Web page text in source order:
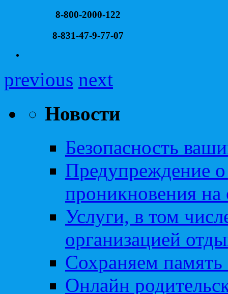
8-800-2000-122
8-831-47-9-77-07
previous next
Новости
Безопасность
Предупреждение о
проникновения на
Услуги, в том
организацией
Сохраняем память
Онлайн